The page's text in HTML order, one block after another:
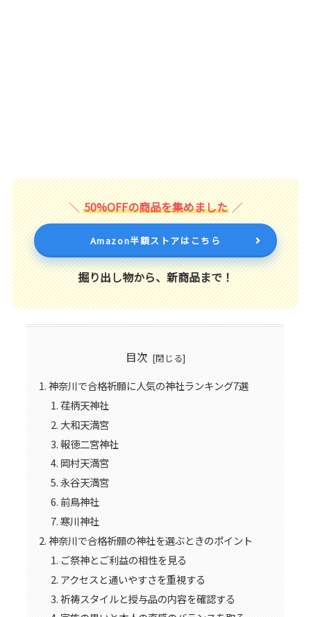
50%OFFの商品を集めました
Amazon半額ストアはこちら
掘り出し物から、新商品まで！
目次
神奈川で合格祈願に人気の神社ランキング7選
荏柄天神社
大和天満宮
報徳二宮神社
岡村天満宮
永谷天満宮
前鳥神社
寒川神社
神奈川で合格祈願の神社を選ぶときのポイント
ご祭神とご利益の相性を見る
アクセスと通いやすさを重視する
祈祷スタイルと授与品の内容を確認する